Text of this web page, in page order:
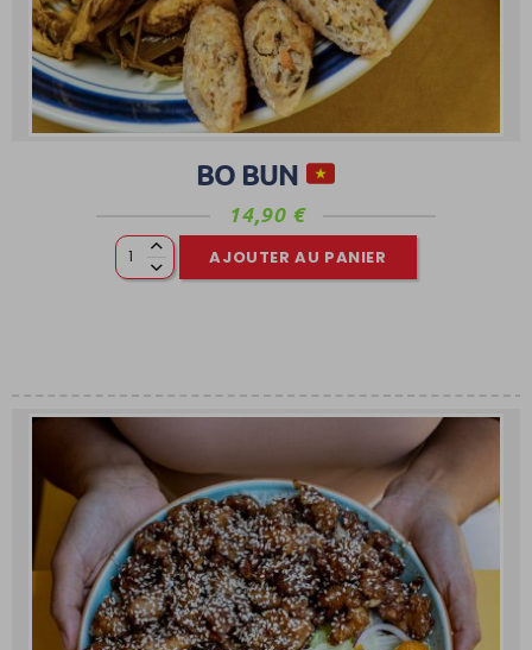
BO BUN
14,90 €
AJOUTER AU PANIER